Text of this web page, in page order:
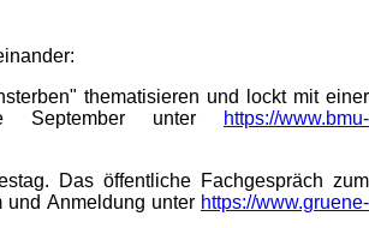
thematisieren und lockt mit einer
September unter
https://www.bmu-
Das öffentliche Fachgespräch zum
und Anmeldung unter https://www.gruene-